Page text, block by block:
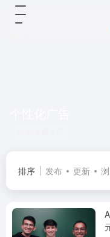
排序 发布 更新